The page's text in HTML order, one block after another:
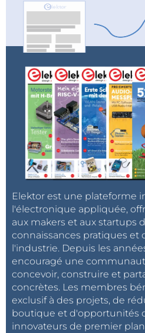
Elektor est une plateforme
l'électronique appliquée,
aux makers et aux startups
connaissances pratiques et
l'industrie. Depuis les
encouragé une
concevoir, construire et
concrètes. Les membres
exclusif à des projets, de
boutique et d'opportunités
innovateurs de premier